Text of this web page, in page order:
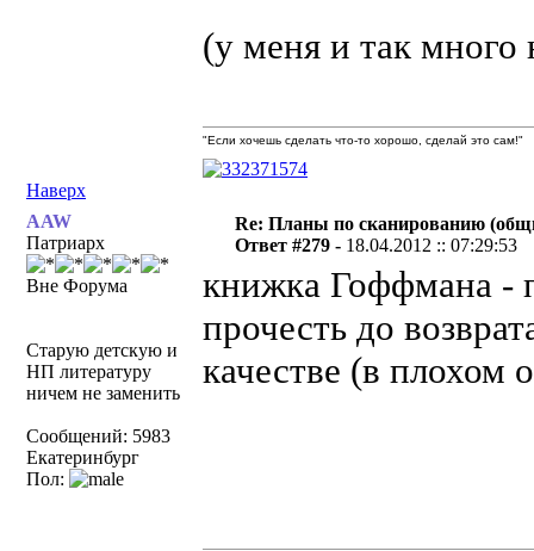
(у меня и так много
Наверх
"Если хочешь сделать что-то хорошо, сделай это сам!"
AAW
Патриарх
Вне Форума
Старую детскую и
НП литературу
ничем не заменить
Сообщений: 5983
Екатеринбург
Пол:
Re: Планы по сканированию
Ответ #279 - 18.04.2012 :: 07:29:53
книжка Гоффмана -
прочесть до
качестве (в плохом